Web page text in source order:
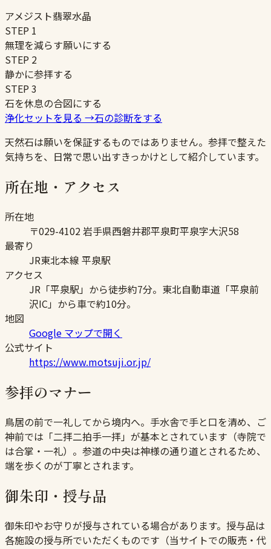
アメジスト翡翠水晶
STEP 1
無理を減らす願いにする
STEP 2
静かに参拝する
STEP3
石を休息の合図にする
浄化セットを見る →石の診断をする
天然石は願いを保証するものではありません。参拝で整えた
気持ちを、日常で思い出すきっかけとして紹介しています。
所在地・アクセス
所在地
〒029-4102 岩手県西磐井郡平泉町平泉字大沢58
最寄り
JR東北本線 平泉駅
アクセス
JR「平泉駅」から徒歩約7分。東北自動車道「平泉前
沢IC」から車で約10分。
地図
Google マップで開く
公式サイト
https://www.motsuji.or.jp/
参拝のマナー
鳥居の前で一礼してから境内へ。手水舎で手と口を清め、ご
神前では「二拝二拍手一拝」が基本とされています（寺院で
は合掌・一礼）。参道の中央は神様の通り道とされるため、
端を歩くのが丁寧とされます。
御朱印・授与品
御朱印やお守りが授与されている場合があります。授与品は
各施設の授与所でいただくものです（当サイトでの販売・代